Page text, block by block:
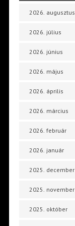
2026. augusztus
2026. július
2026. június
2026. május
2026. április
2026. március
2026. február
2026. január
2025. december
2025. november
2025. október